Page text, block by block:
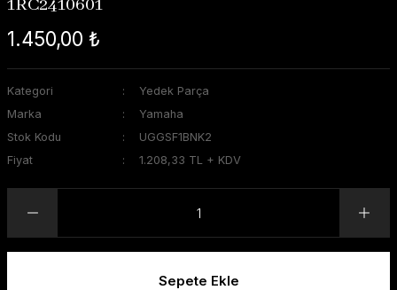
1RC2410601
1.450,00 ₺
Kategori
Yedek Parça
Marka
Yamaha
Stok Kodu
UGGSF1BNK2
Fiyat
1.208,33 TL + KDV
Sepete Ekle